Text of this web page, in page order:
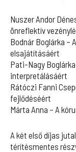
Nuszer Andor
önreflektív
Bodnár Boglárka –
elsajátításáért
Pati-Nagy
interpretálásáért
Rátóczi Fanni
fejlődéséért
Márta Anna – A
A két első díjas
térítésmentes